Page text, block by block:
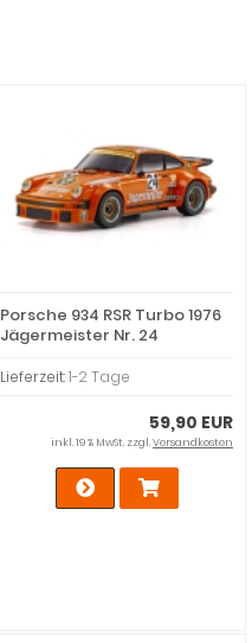
Porsche 934 RSR Turbo 1976
Jägermeister Nr. 24
Lieferzeit:1-2 Tage
59,90 EUR
inkl. 19 % MwSt. zzgl.Versandkosten